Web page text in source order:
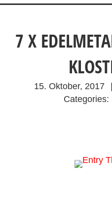
7 X
15. Oktober, 2017
Categories: